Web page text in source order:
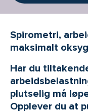
Spirometri,
maksimalt
Har du
plutselig må
Opplever du at